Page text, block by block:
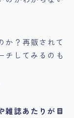
か？再販されて
チしてみるのも
雑誌あたりが目